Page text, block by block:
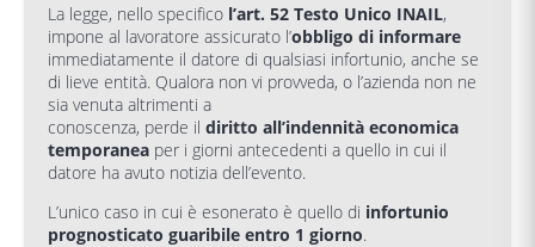
La legge, nello specifico l’art. 52 Testo Unico INAIL,
impone al lavoratore assicurato l’obbligo di informare
immediatamente il datore di qualsiasi infortunio, anche se
di lieve entità. Qualora non vi provveda, o l’azienda non ne
sia venuta altrimenti a
conoscenza, perde il diritto all’indennità economica
temporanea per i giorni antecedenti a quello in cui il
datore ha avuto notizia dell’evento.
L’unico caso in cui è esonerato è quello di infortunio
prognosticato guaribile entro 1 giorno.